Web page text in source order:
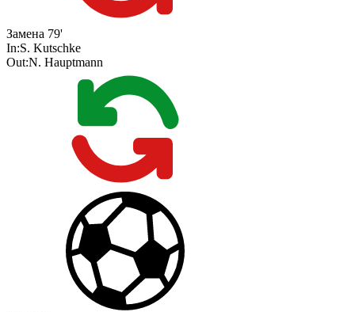
Замена 79'
In:S. Kutschke
Out:N. Hauptmann